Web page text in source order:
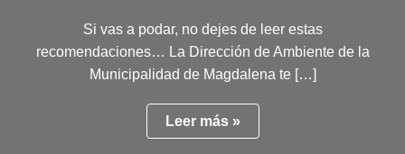
Si vas a podar, no dejes de leer estas
recomendaciones… La Dirección de Ambiente de la
Municipalidad de Magdalena te […]
Leer más »